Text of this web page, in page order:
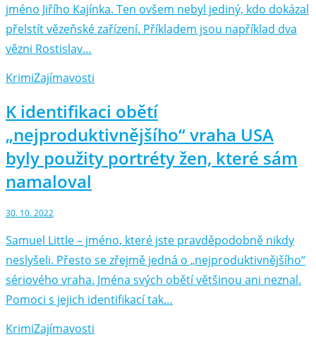
jméno Jiřího Kajínka. Ten ovšem nebyl jediný, kdo dokázal
přelstít vězeňské zařízení. Příkladem jsou například dva
vězni Rostislav…
KrimiZajímavosti
K identifikaci obětí
„nejproduktivnějšího“ vraha USA
byly použity portréty žen, které sám
namaloval
30. 10. 2022
Samuel Little – jméno, které jste pravděpodobně nikdy
neslyšeli. Přesto se zřejmě jedná o „nejproduktivnějšího“
sériového vraha. Jména svých obětí většinou ani neznal.
Pomoci s jejich identifikací tak…
KrimiZajímavosti